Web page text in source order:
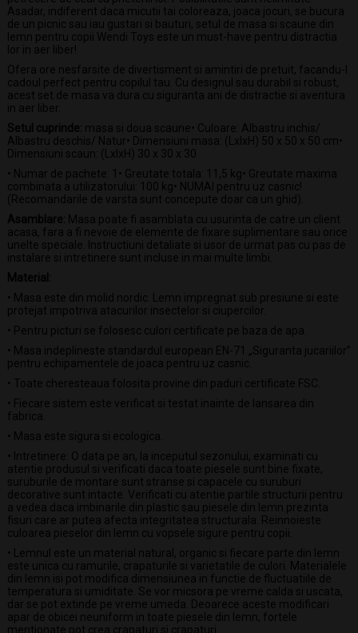
Asadar, indiferent daca micutii tai coloreaza, joaca jocuri, se bucura
de un picnic sau iau gustari si bauturi, setul de masa si scaune din
lemn pentru copii Wendi Toys este un must-have pentru distractia
lor in aer liber!
Ofera ore nesfarsite de divertisment si amintiri de pretuit, facandu-l
cadoul perfect pentru copilul tau. Cu designul sau durabil si robust,
acest set de masa va dura cu siguranta ani de distractie si aventura
in aer liber.
Setul cuprinde: masa si doua scaune• Culoare: Albastru inchis/
Albastru deschis/ Natur• Dimensiuni masa: (LxlxH) 50 x 50 x 50 cm•
Dimensiuni scaun: (LxlxH) 30 x 30 x 30
• Numar de pachete: 1• Greutate totala: 11,5 kg• Greutate maxima
combinata a utilizatorului: 100 kg• NUMAI pentru uz casnic!
(Recomandarile de varsta sunt concepute doar ca un ghid).
Asamblare: Masa poate fi asamblata cu usurinta de catre un client
acasa, fara a fi nevoie de elemente de fixare suplimentare sau orice
unelte speciale. Instructiuni detaliate si usor de urmat pas cu pas de
instalare si intretinere sunt incluse in mai multe limbi.
Material:
• Masa este din molid nordic. Lemn impregnat sub presiune si este
protejat impotriva atacurilor insectelor si ciupercilor.
• Pentru picturi se folosesc culori certificate pe baza de apa.
• Masa indeplineste standardul european EN-71 „Siguranta jucariilor”
pentru echipamentele de joaca pentru uz casnic.
• Toate cheresteaua folosita provine din paduri certificate FSC.
• Fiecare sistem este verificat si testat inainte de lansarea din
fabrica.
• Masa este sigura si ecologica.
• Intretinere: O data pe an, la inceputul sezonului, examinati cu
atentie produsul si verificati daca toate piesele sunt bine fixate,
suruburile de montare sunt stranse si capacele cu suruburi
decorative sunt intacte. Verificati cu atentie partile structurii pentru
a vedea daca imbinarile din plastic sau piesele din lemn prezinta
fisuri care ar putea afecta integritatea structurala. Reinnoieste
culoarea pieselor din lemn cu vopsele sigure pentru copii.
• Lemnul este un material natural, organic si fiecare parte din lemn
este unica cu ramurile, crapaturile si varietatile de culori. Materialele
din lemn isi pot modifica dimensiunea in functie de fluctuatiile de
temperatura si umiditate. Se vor micsora pe vreme calda si uscata,
dar se pot extinde pe vreme umeda. Deoarece aceste modificari
apar de obicei neuniform in toate piesele din lemn, fortele
mentionate pot crea crapaturi si crapaturi.